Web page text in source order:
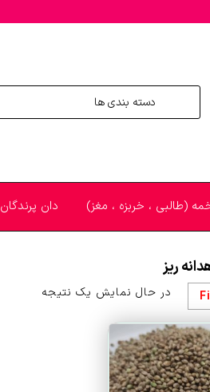
(طالبی ، خربزه ، مغز) دان پرندگان
ریز
در حال نمایش یک نتیجه